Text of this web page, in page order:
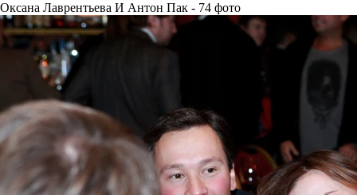
Оксана Лаврентьева И Антон Пак - 74 фото